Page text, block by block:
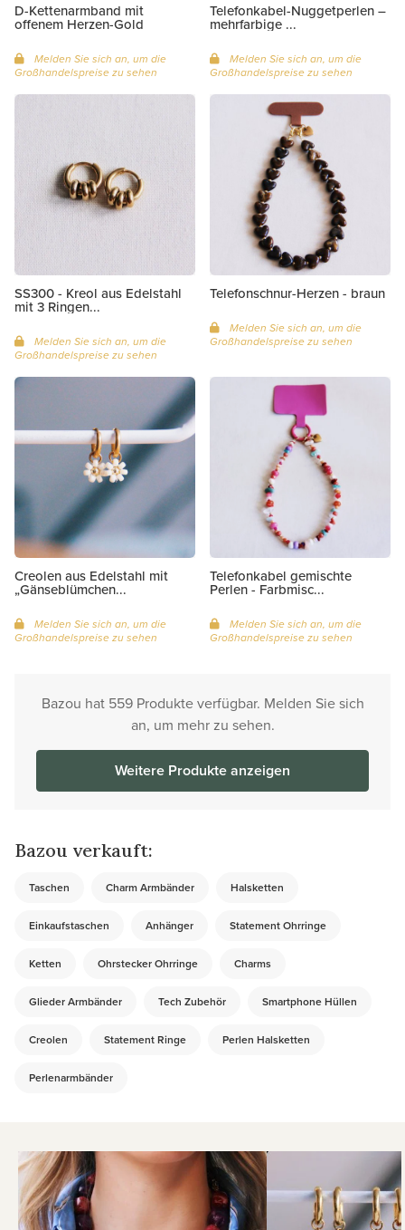
D-Kettenarmband mit
offenem Herzen-Gold
Melden Sie sich an, um die
Großhandelspreise zu sehen
Telefonkabel-Nuggetperlen –
mehrfarbige ...
Melden Sie sich an, um die
Großhandelspreise zu sehen
SS300 - Kreol aus Edelstahl
mit 3 Ringen...
Melden Sie sich an, um die
Großhandelspreise zu sehen
Telefonschnur-Herzen - braun
Melden Sie sich an, um die
Großhandelspreise zu sehen
Creolen aus Edelstahl mit
„Gänseblümchen...
Melden Sie sich an, um die
Großhandelspreise zu sehen
Telefonkabel gemischte
Perlen - Farbmisc...
Melden Sie sich an, um die
Großhandelspreise zu sehen
Bazou hat 559 Produkte verfügbar. Melden Sie sich
an, um mehr zu sehen.
Weitere Produkte anzeigen
Bazou verkauft:
Taschen Charm Armbänder Halsketten
Einkaufstaschen Anhänger Statement Ohrringe
Ketten Ohrstecker Ohrringe Charms
Glieder Armbänder Tech Zubehör Smartphone Hüllen
Creolen Statement Ringe Perlen Halsketten
Perlenarmbänder